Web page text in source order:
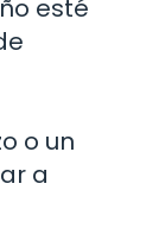
esté
o un
a